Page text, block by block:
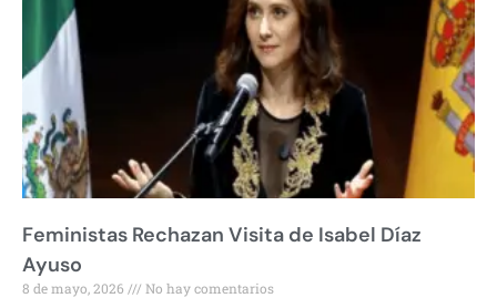
Feministas Rechazan Visita de Isabel Díaz
Ayuso
8 de mayo, 2026 No hay comentarios